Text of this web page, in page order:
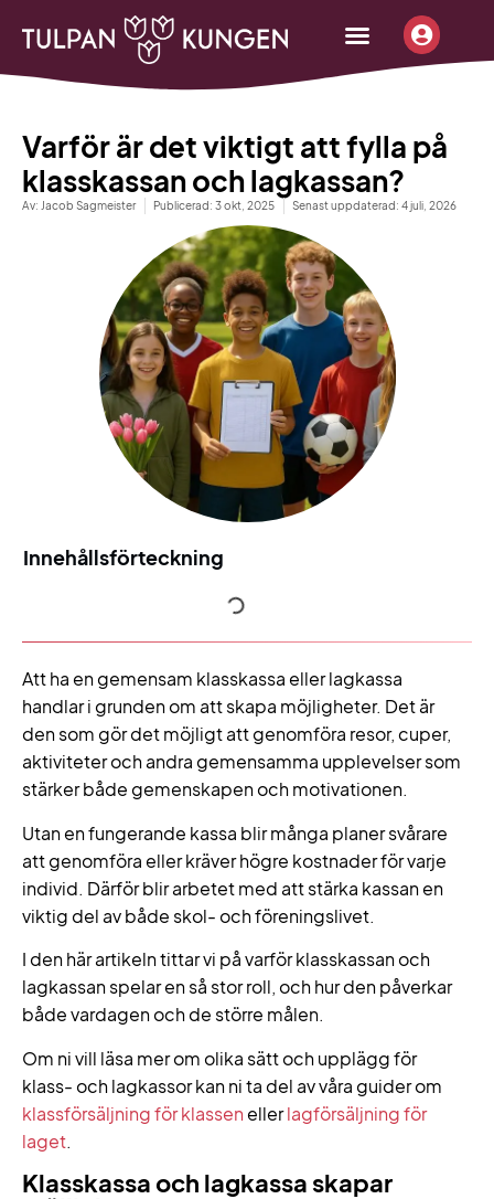
Varför är det viktigt att fylla på
klasskassan och lagkassan?
Av: Jacob Sagmeister Publicerad: 3 okt, 2025 Senast uppdaterad: 4 juli, 2026
Innehållsförteckning
Att ha en gemensam klasskassa eller lagkassa
handlar i grunden om att skapa möjligheter. Det är
den som gör det möjligt att genomföra resor, cuper,
aktiviteter och andra gemensamma upplevelser som
stärker både gemenskapen och motivationen.
Utan en fungerande kassa blir många planer svårare
att genomföra eller kräver högre kostnader för varje
individ. Därför blir arbetet med att stärka kassan en
viktig del av både skol- och föreningslivet.
I den här artikeln tittar vi på varför klasskassan och
lagkassan spelar en så stor roll, och hur den påverkar
både vardagen och de större målen.
Om ni vill läsa mer om olika sätt och upplägg för
klass- och lagkassor kan ni ta del av våra guider om
klassförsäljning för klassenellerlagförsäljning för
laget.
Klasskassa och lagkassa skapar